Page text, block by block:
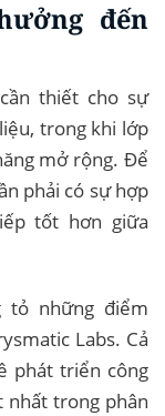
đến
thiết cho sự
trong khi lớp
mở rộng. Để
phải có sự hợp
tốt hơn giữa
tỏ những điểm
Labs. Cả
phát triển công
nhất trong phân